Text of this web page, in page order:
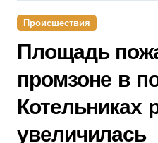
Происшествия
Площадь
промзоне в
Котельниках
увеличилась